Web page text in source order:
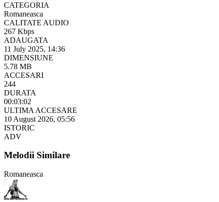
CATEGORIA
Romaneasca
CALITATE AUDIO
267 Kbps
ADAUGATA
11 July 2025, 14:36
DIMENSIUNE
5.78 MB
ACCESARI
244
DURATA
00:03:02
ULTIMA ACCESARE
10 August 2026, 05:56
ISTORIC
ADV
Melodii Similare
Romaneasca